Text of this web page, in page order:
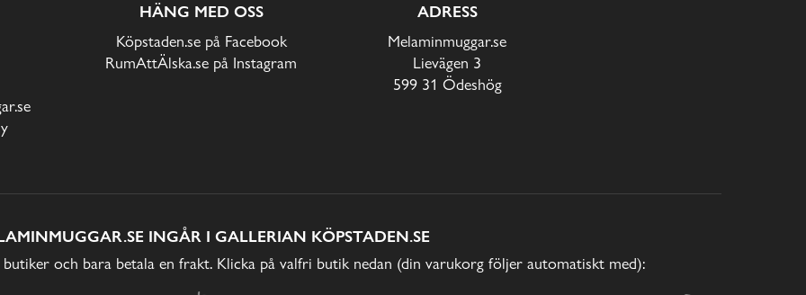
HÄNG MED OSS
Köpstaden.se på Facebook
RumAttÄlska.se på Instagram
ADRESS
Melaminmuggar.se
Lievägen 3
599 31 Ödeshög
INGÅR I GALLERIAN KÖPSTADEN.SE
och bara betala en frakt. Klicka på valfri butik nedan (din varukorg följer automatiskt med):